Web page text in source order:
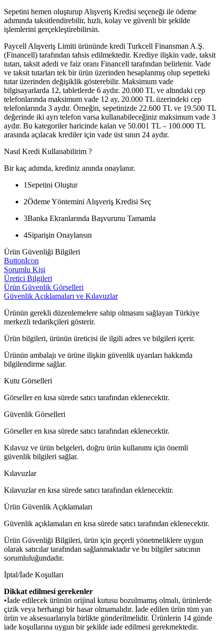
Sepetini hemen oluşturup Alışveriş Kredisi seçeneği ile ödeme
adımında taksitlendirebilir, hızlı, kolay ve güvenli bir şekilde
işlemlerini gerçekleştirebilirsin.
Paycell Alışveriş Limiti ürününde kredi Turkcell Finansman A.Ş.
(Financell) tarafından tahsis edilmektedir. Krediye ilişkin vade, taksit
tutarı, taksit adedi ve faiz oranı Financell tarafından belirlenir. Vade
ve taksit tutarları tek bir ürün üzerinden hesaplanmış olup sepetteki
tutar üzerinden değişiklik gösterebilir. Maksimum vade
bilgisayarlarda 12, tabletlerde 6 aydır. 20.000 TL ve altındaki cep
telefonlarında maksimum vade 12 ay, 20.000 TL üzerindeki cep
telefonlarında 3 aydır. Örneğin, sepetinizde 22.600 TL ve 19.500 TL
değerinde iki ayrı telefon varsa kullanabileceğiniz maksimum vade 3
aydır. Bu kategoriler haricinde kalan ve 50.001 TL – 100.000 TL
arasında açılacak krediler için vade üst sınırı 24 aydır.
Nasıl Kredi Kullanabilirim ?
Bir kaç adımda, krediniz anında onaylanır.
1 Sepetini Oluştur
2Ödeme Yöntemini Alışveriş Kredisi Seç
3Banka Ekranlarında Başvurunu Tamamla
4Siparişin Onaylansın
Ürün Güvenliği Bilgileri
ButtonIcon
Sorumlu Kişi
Üretici Bilgileri
Ürün Güvenlik Görselleri
Güvenlik Açıklamaları ve Kılavuzlar
Ürünün gerekli düzenlemelere sahip olmasını sağlayan Türkiye
merkezli tedarikçileri gösterir.
Ürün bilgileri, ürünün üreticisi ile ilgili adres ve bilgileri içerir.
Ürünün ambalajı ve ürüne ilişkin güvenlik uyarıları hakkında
bilgilendirme sağlar.
Kutu Görselleri
Görseller en kısa sürede satıcı tarafından eklenecektir.
Güvenlik Görselleri
Görseller en kısa sürede satıcı tarafından eklenecektir.
Kılavuz ve ürün belgeleri, doğru ürün kullanımı için önemli
güvenlik bilgileri sağlar.
Kılavuzlar
Kılavuzlar en kısa sürede satıcı tarafından eklenecektir.
Ürün Güvenlik Açıklamaları
Güvenlik açıklamaları en kısa sürede satıcı tarafından eklenecektir.
Ürün Güvenliği Bilgileri, ürün için geçerli yönetmeliklere uygun
olarak satıcılar tarafından sağlanmaktadır ve bu bilgiler satıcının
sorumluluğundadır.
İptal/İade Koşulları
Dikkat edilmesi gerekenler
•İade edilecek ürünün orijinal kutusu bozulmamış olmalı, ürünlerde
çizik veya herhangi bir hasar olmamalıdır. İade edilen ürün tüm yan
ürün ve aksesuarlarıyla birlikte gönderilmelidir. Ürünlerin 14 günde
iade koşullarına uygun bir şekilde iade edilmesi gerekmektedir.